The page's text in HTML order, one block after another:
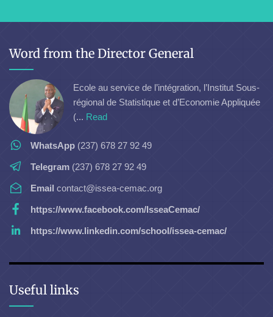
Word from the Director General
Ecole au service de l’intégration, l’Institut Sous-
régional de Statistique et d’Economie Appliquée
(... Read
WhatsApp (237) 678 27 92 49
Telegram (237) 678 27 92 49
Email contact@issea-cemac.org
https://www.facebook.com/IsseaCemac/
https://www.linkedin.com/school/issea-cemac/
Useful links